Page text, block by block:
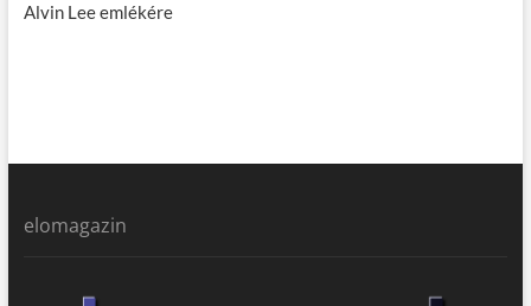
Alvin Lee emlékére
elomagazin